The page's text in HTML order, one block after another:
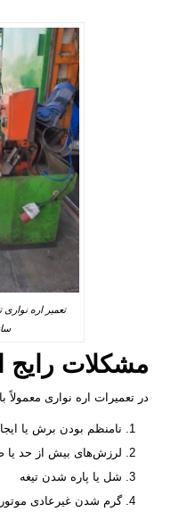
تعمیر اره
مشکلات رایج
در تعمیرات اره نواری
نامنظم بودن برش یا
لرزش‌های بیش از حد یا
شل یا پاره شدن تیغه
گرم شدن غیرعادی